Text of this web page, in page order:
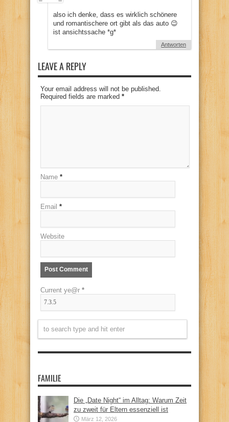
also ich denke, dass es wirklich schönere
und romantischere ort gibt als das auto 😉
ist ansichtssache *g*
Antworten
LEAVE A REPLY
Your email address will not be published.
Required fields are marked *
Name *
Email *
Website
Current ye@r *
FAMILIE
Die „Date Night“ im Alltag: Warum Zeit
zu zweit für Eltern essenziell ist
März 12, 2026